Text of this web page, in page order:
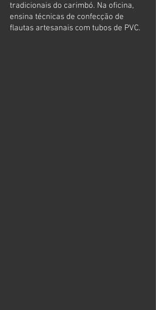
tradicionais do carimbó. Na oficina,
ensina técnicas de confecção de
flautas artesanais com tubos de PVC.